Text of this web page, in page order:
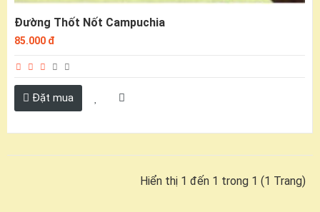
Đường Thốt Nốt Campuchia
85.000 đ
Đặt mua
Hiển thị 1 đến 1 trong 1 (1 Trang)